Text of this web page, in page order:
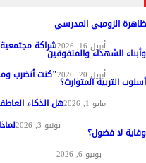
ظاهرة الزومبي المدرسي
مواد عامة أبريل 16, 2026 شراكةوأبناء الشهداء والمتفوقين
مواد عامة أبريل 20, 2026 "كنت أنضرب أسلوب التربية المتوارث؟
مايو 1, 2026 هل الذكاء
المناهج وطرق التدريس يونيو 3, 2026 وقاية لا فضول؟
يونيو 6, 2026